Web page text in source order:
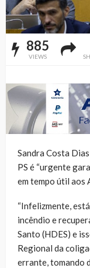
885
VIEWS
Sandra Costa
PS é “urgente
em tempo útil aos
“Infelizmente,
incêndio e
Santo (HDES) e
Regional da
errante, tomando